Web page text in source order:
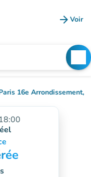
arrow_forward Voir
16e Arrondissement,
Google Maps)
onglet)